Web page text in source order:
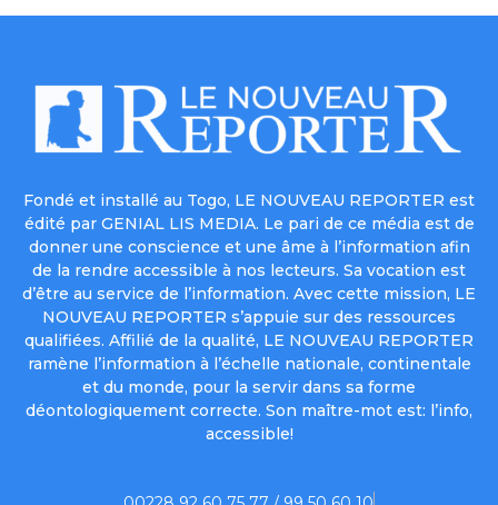
Fondé et installé au Togo, LE NOUVEAU REPORTER est
édité par GENIAL LIS MEDIA. Le pari de ce média est de
donner une conscience et une âme à l’information afin
de la rendre accessible à nos lecteurs. Sa vocation est
d’être au service de l’information. Avec cette mission, LE
NOUVEAU REPORTER s’appuie sur des ressources
qualifiées. Affilié de la qualité, LE NOUVEAU REPORTER
ramène l’information à l’échelle nationale, continentale
et du monde, pour la servir dans sa forme
déontologiquement correcte. Son maître-mot est: l’info,
accessible!